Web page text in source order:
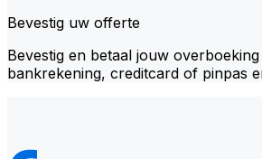
Bevestig uw offerte
Bevestig en betaal jouw
bankrekening, creditcard of pinpas